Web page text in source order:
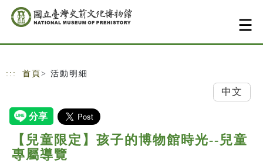
跳到主要內容
網站導覽
::: 首頁 > 活動明細
中文
【兒童限定】孩子的博物館時光--兒童
專屬導覽